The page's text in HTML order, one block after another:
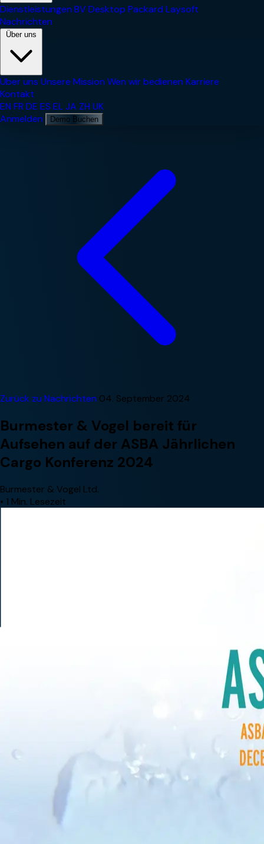
Dienstleistungen BV Desktop Packard Laysoft
Nachrichten
Über uns
Über uns Unsere Mission Wen wir bedienen Karriere
Kontakt
EN FR DE ES ELJA ZH UK
Anmelden
Demo Buchen
Zurück zu Nachrichten 04. September 2024
Burmester & Vogel bereit für
Aufsehen auf der ASBA Jährlichen
Cargo Konferenz 2024
Burmester & Vogel Ltd.
• 1 Min. Lesezeit